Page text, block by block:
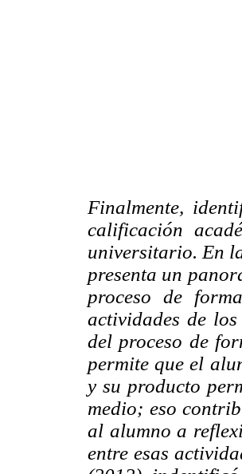
Finalmente,
calificación
universitario. En
presenta un
proceso de
actividades de
del proceso de
permite que el
y su producto
medio; eso
al alumno a
entre esas